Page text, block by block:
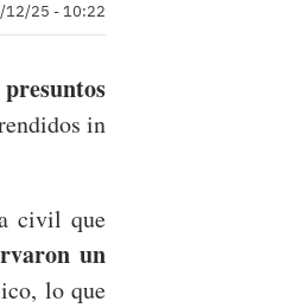
12/25 - 10:22
presuntos
in
civil que
un
lo que